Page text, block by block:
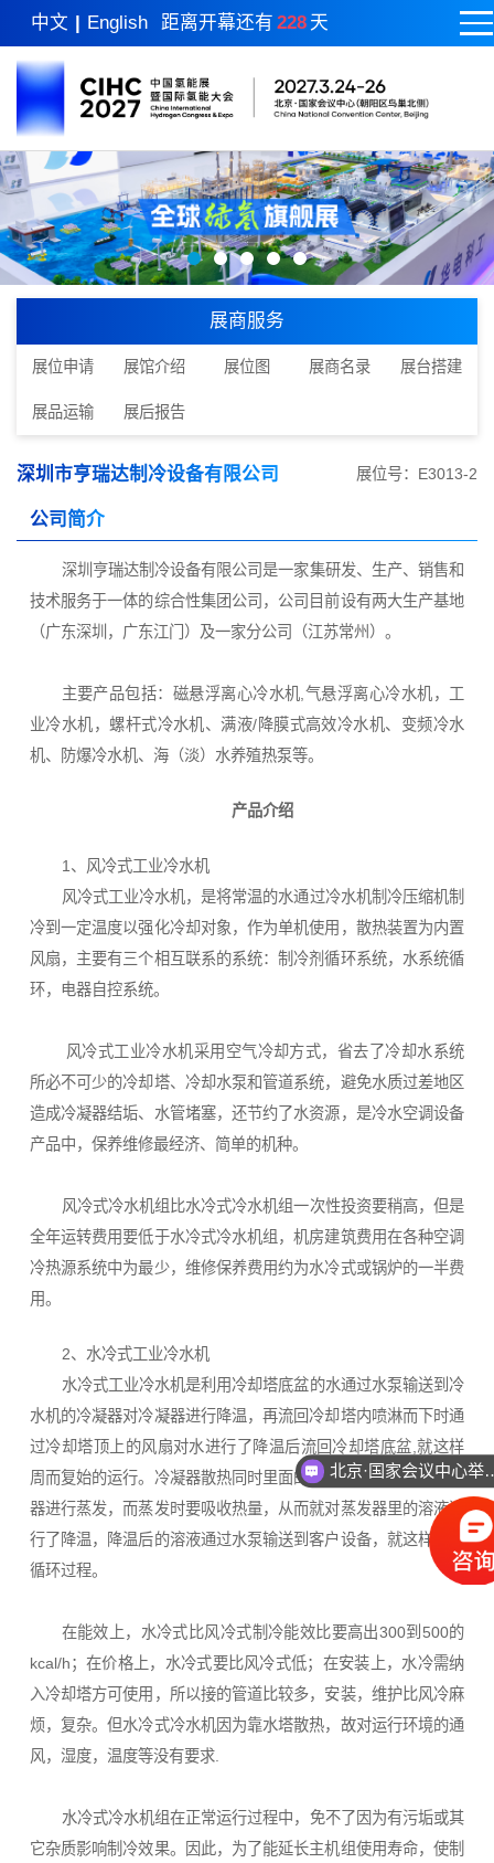
中文 | English 距离开幕还有 228 天
展商服务
展位申请 展馆介绍 展位图 展商名录 展台搭建
展品运输 展后报告
深圳市亨瑞达制冷设备有限公司 展位号：E3013-2
公司简介
深圳亨瑞达制冷设备有限公司是一家集研发、生产、销售和
技术服务于一体的综合性集团公司，公司目前设有两大生产基地
（广东深圳，广东江门）及一家分公司（江苏常州）。
主要产品包括：磁悬浮离心冷水机,气悬浮离心冷水机，工
业冷水机，螺杆式冷水机、满液/降膜式高效冷水机、变频冷水
机、防爆冷水机、海（淡）水养殖热泵等。
产品介绍
1、风冷式工业冷水机
风冷式工业冷水机，是将常温的水通过冷水机制冷压缩机制
冷到一定温度以强化冷却对象，作为单机使用，散热装置为内置
风扇，主要有三个相互联系的系统：制冷剂循环系统，水系统循
环，电器自控系统。
风冷式工业冷水机采用空气冷却方式，省去了冷却水系统
所必不可少的冷却塔、冷却水泵和管道系统，避免水质过差地区
造成冷凝器结垢、水管堵塞，还节约了水资源，是冷水空调设备
产品中，保养维修最经济、简单的机种。
风冷式冷水机组比水冷式冷水机组一次性投资要稍高，但是
全年运转费用要低于水冷式冷水机组，机房建筑费用在各种空调
冷热源系统中为最少，维修保养费用约为水冷式或锅炉的一半费
用。
2、水冷式工业冷水机
水冷式工业冷水机是利用冷却塔底盆的水通过水泵输送到冷
水机的冷凝器对冷凝器进行降温，再流回冷却塔内喷淋而下时通
过冷却塔顶上的风扇对水进行了降温后流回冷却塔底盆,就这样
周而复始的运行。冷凝器散热同时里面的冷媒液化，再流入蒸发
器进行蒸发，而蒸发时要吸收热量，从而就对蒸发器里的溶液进
行了降温，降温后的溶液通过水泵输送到客户设备，就这样一个
循环过程。
在能效上，水冷式比风冷式制冷能效比要高出300到500的
kcal/h；在价格上，水冷式要比风冷式低；在安装上，水冷需纳
入冷却塔方可使用，所以接的管道比较多，安装，维护比风冷麻
烦，复杂。但水冷式冷水机因为靠水塔散热，故对运行环境的通
风，湿度，温度等没有要求.
水冷式冷水机组在正常运行过程中，免不了因为有污垢或其
它杂质影响制冷效果。因此，为了能延长主机组使用寿命，使制
第五届中国氢
北京·国家会议中心